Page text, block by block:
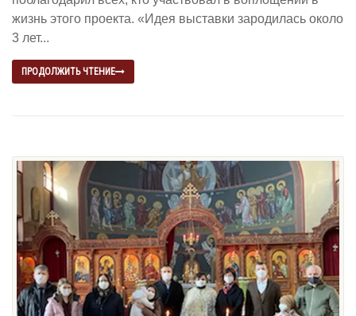
жизнь этого проекта. «Идея выставки зародилась около
3 лет...
ПРОДОЛЖИТЬ ЧТЕНИЕ